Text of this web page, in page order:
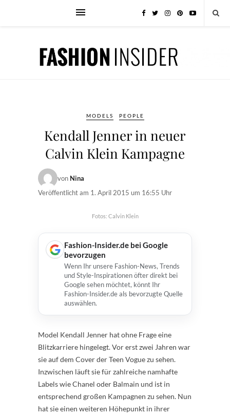
MODELS PEOPLE
Kendall Jenner in neuer
Calvin Klein Kampagne
von Nina
Veröffentlicht am 1. April 2015 um 16:55 Uhr
Fotos: Calvin Klein
Fashion-Insider.de bei Google
bevorzugen
Wenn Ihr unsere Fashion-News, Trends
und Style-Inspirationen öfter direkt bei
Google sehen möchtet, könnt Ihr
Fashion-Insider.de als bevorzugte Quelle
auswählen.
Model Kendall Jenner hat ohne Frage eine
Blitzkarriere hingelegt. Vor erst zwei Jahren war
sie auf dem Cover der Teen Vogue zu sehen.
Inzwischen läuft sie für zahlreiche namhafte
Labels wie Chanel oder Balmain und ist in
entsprechend großen Kampagnen zu sehen. Nun
hat sie einen weiteren Höhepunkt in ihrer